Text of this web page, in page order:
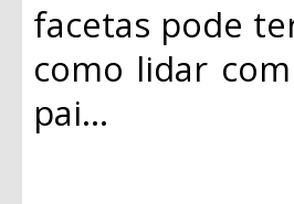
facetas pode
como lidar
pai...